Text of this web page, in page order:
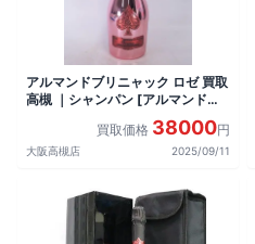
アルマンドブリニャック ロゼ 買取
高槻 ｜シャンパン [アルマンドブ
リニャック ロゼ]をお酒
買取価格 38000円
大阪高槻店 2025/09/11